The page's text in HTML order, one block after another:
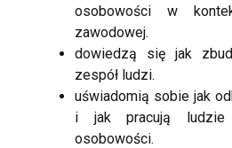
osobowości w
zawodowej.
dowiedzą się jak
zespół ludzi.
uświadomią sobie jak
i jak pracują
osobowości.